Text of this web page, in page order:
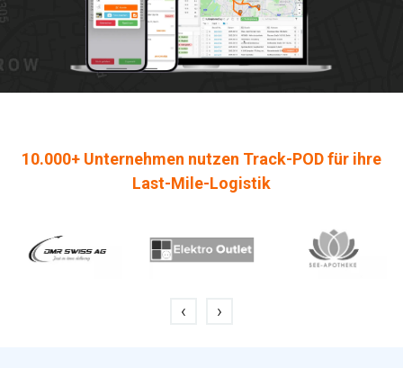
10.000+ Unternehmen nutzen Track-POD für ihre
Last-Mile-Logistik
‹ ›